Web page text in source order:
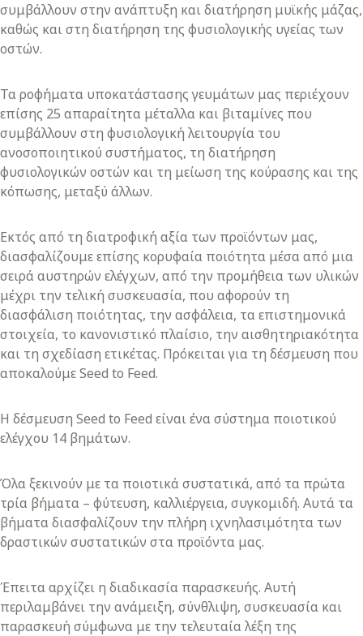
συμβάλλουν στην ανάπτυξη και διατήρηση μυϊκής μάζας,
καθώς και στη διατήρηση της φυσιολογικής υγείας των
οστών.
Τα ροφήματα υποκατάστασης γευμάτων μας περιέχουν
επίσης 25 απαραίτητα μέταλλα και βιταμίνες που
συμβάλλουν στη φυσιολογική λειτουργία του
ανοσοποιητικού συστήματος, τη διατήρηση
φυσιολογικών οστών και τη μείωση της κούρασης και της
κόπωσης, μεταξύ άλλων.
Εκτός από τη διατροφική αξία των προϊόντων μας,
διασφαλίζουμε επίσης κορυφαία ποιότητα μέσα από μια
σειρά αυστηρών ελέγχων, από την προμήθεια των υλικών
μέχρι την τελική συσκευασία, που αφορούν τη
διασφάλιση ποιότητας, την ασφάλεια, τα επιστημονικά
στοιχεία, το κανονιστικό πλαίσιο, την αισθητηριακότητα
και τη σχεδίαση ετικέτας. Πρόκειται για τη δέσμευση που
αποκαλούμε Seed to Feed.
Η δέσμευση Seed to Feed είναι ένα σύστημα ποιοτικού
ελέγχου 14 βημάτων.
Όλα ξεκινούν με τα ποιοτικά συστατικά, από τα πρώτα
τρία βήματα – φύτευση, καλλιέργεια, συγκομιδή. Αυτά τα
βήματα διασφαλίζουν την πλήρη ιχνηλασιμότητα των
δραστικών συστατικών στα προϊόντα μας.
Έπειτα αρχίζει η διαδικασία παρασκευής. Αυτή
περιλαμβάνει την ανάμειξη, σύνθλιψη, συσκευασία και
παρασκευή σύμφωνα με την τελευταία λέξη της